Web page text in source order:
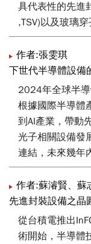
具代表性的先進
,TSV)以及玻璃
術原理、優缺點
擴展性上的異同
Glass Via ,TGV)
發之創新濕式製
vapor
良問題，為未來
力的解決方案。
作者:張雯琪
下世代半導體設備
2024年全球半
根據國際半導體
到AI產業，帶動
光子相關設備發
連結，未來幾年
大。我國政府將
半導體設備國產
將進一步同時也
來，隨著下世代
球半導體設備市
作者:蘇濬賢、蘇
先進封裝設備之晶
從台積電推出
術開始，半導體